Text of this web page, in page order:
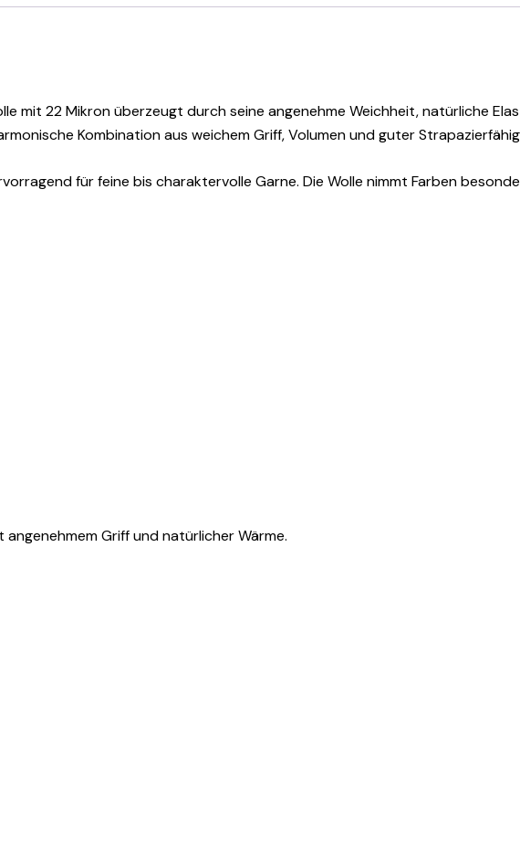
und
Faerben
und
Menge
mit 22 Mikron überzeugt durch seine angenehme Weichheit, natürliche
Kombination aus weichem Griff, Volumen und guter
für feine bis charaktervolle Garne. Die Wolle nimmt Farben
Griff und natürlicher Wärme.